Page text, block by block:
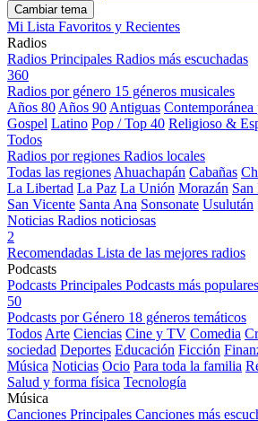
Cambiar tema
Mi Lista Favoritos y Recientes
Radios
Radios Principales Radios más escuchadas
360
Radios por género 15 géneros musicales
Años 80 Años 90 Antiguas Contemporánea
Gospel Latino Pop / Top 40 Religioso &
Todos
Radios por regiones Radios locales
Todas las regiones Ahuachapán Cabañas
La Libertad La Paz La Unión Morazán
San Vicente Santa Ana Sonsonate Usulután
Noticias Radios noticiosas
2
Recomendadas Lista de las mejores radios
Podcasts
Podcasts Principales Podcasts más populares
50
Podcasts por Género 18 géneros temáticos
Todos Arte Ciencias Cine y TV Comedia
sociedad Deportes Educación Ficción
Música Noticias Ocio Para toda la familia
Salud y forma física Tecnología
Música
Canciones Principales Canciones más